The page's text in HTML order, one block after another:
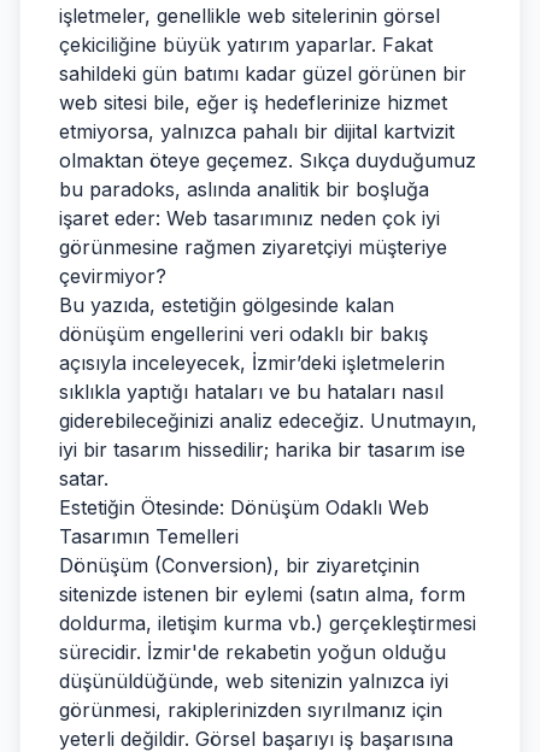
işletmeler, genellikle web sitelerinin görsel
çekiciliğine büyük yatırım yaparlar. Fakat
sahildeki gün batımı kadar güzel görünen bir
web sitesi bile, eğer iş hedeflerinize hizmet
etmiyorsa, yalnızca pahalı bir dijital kartvizit
olmaktan öteye geçemez. Sıkça duyduğumuz
bu paradoks, aslında analitik bir boşluğa
işaret eder: Web tasarımınız neden çok iyi
görünmesine rağmen ziyaretçiyi müşteriye
çevirmiyor?
Bu yazıda, estetiğin gölgesinde kalan
dönüşüm engellerini veri odaklı bir bakış
açısıyla inceleyecek, İzmir’deki işletmelerin
sıklıkla yaptığı hataları ve bu hataları nasıl
giderebileceğinizi analiz edeceğiz. Unutmayın,
iyi bir tasarım hissedilir; harika bir tasarım ise
satar.
Estetiğin Ötesinde: Dönüşüm Odaklı Web
Tasarımın Temelleri
Dönüşüm (Conversion), bir ziyaretçinin
sitenizde istenen bir eylemi (satın alma, form
doldurma, iletişim kurma vb.) gerçekleştirmesi
sürecidir. İzmir'de rekabetin yoğun olduğu
düşünüldüğünde, web sitenizin yalnızca iyi
görünmesi, rakiplerinizden sıyrılmanız için
yeterli değildir. Görsel başarıyı iş başarısına